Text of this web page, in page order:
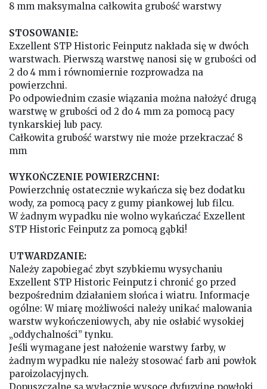
8 mm maksymalna całkowita grubość warstwy
STOSOWANIE:
Exzellent STP Historic Feinputz nakłada się w dwóch
warstwach. Pierwszą warstwę nanosi się w grubości od
2 do 4 mm i równomiernie rozprowadza na
powierzchni.
Po odpowiednim czasie wiązania można nałożyć drugą
warstwę w grubości od 2 do 4 mm za pomocą pacy
tynkarskiej lub pacy.
Całkowita grubość warstwy nie może przekraczać 8
mm
WYKOŃCZENIE POWIERZCHNI:
Powierzchnię ostatecznie wykańcza się bez dodatku
wody, za pomocą pacy z gumy piankowej lub filcu.
W żadnym wypadku nie wolno wykańczać Exzellent
STP Historic Feinputz za pomocą gąbki!
UTWARDZANIE:
Należy zapobiegać zbyt szybkiemu wysychaniu
Exzellent STP Historic Feinputz i chronić go przed
bezpośrednim działaniem słońca i wiatru. Informacje
ogólne: W miarę możliwości należy unikać malowania
warstw wykończeniowych, aby nie osłabić wysokiej
„oddychalności” tynku.
Jeśli wymagane jest nałożenie warstwy farby, w
żadnym wypadku nie należy stosować farb ani powłok
paroizolacyjnych.